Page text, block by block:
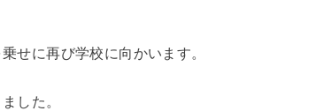
せに再び学校に向かいます。
した。